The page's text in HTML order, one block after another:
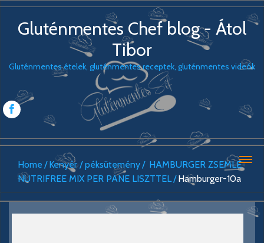
Gluténmentes Chef blog - Átol
Tibor
Gluténmentes ételek, gluténmentes receptek, gluténmentes videók
Home Kenyér / péksütemény
HAMBURGER ZSEMLE
NUTRIFREE MIX PER PANE LISZTTEL
Hamburger-10a